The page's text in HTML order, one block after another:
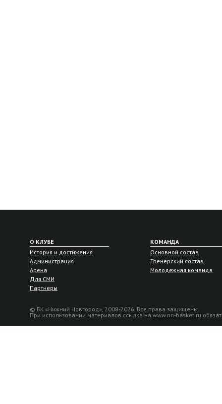
О КЛУБЕ
История и достижения
Администрация
Арена
Для СМИ
Партнеры
КОМАНДА
Основной состав
Тренерский состав
Молодежная команда
© БК «Нижний Новгород», 2008-2026. Все права защищены.
При использовании материалов ссылка на www.nn-basket.ru